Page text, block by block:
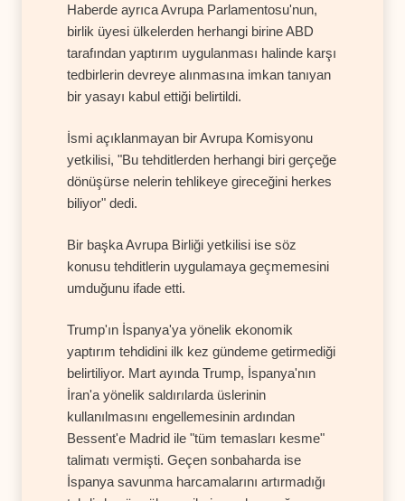
Haberde ayrıca Avrupa Parlamentosu'nun,
birlik üyesi ülkelerden herhangi birine ABD
tarafından yaptırım uygulanması halinde karşı
tedbirlerin devreye alınmasına imkan tanıyan
bir yasayı kabul ettiği belirtildi.
İsmi açıklanmayan bir Avrupa Komisyonu
yetkilisi, "Bu tehditlerden herhangi biri gerçeğe
dönüşürse nelerin tehlikeye gireceğini herkes
biliyor" dedi.
Bir başka Avrupa Birliği yetkilisi ise söz
konusu tehditlerin uygulamaya geçmemesini
umduğunu ifade etti.
Trump'ın İspanya'ya yönelik ekonomik
yaptırım tehdidini ilk kez gündeme getirmediği
belirtiliyor. Mart ayında Trump, İspanya'nın
İran'a yönelik saldırılarda üslerinin
kullanılmasını engellemesinin ardından
Bessent'e Madrid ile "tüm temasları kesme"
talimatı vermişti. Geçen sonbaharda ise
İspanya savunma harcamalarını artırmadığı